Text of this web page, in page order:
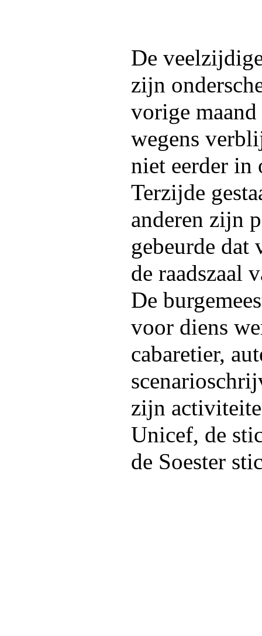
De
zijn
vorige
wegens
niet eerder in
Terzijde
anderen zijn
gebeurde dat
de raadszaal
De
voor diens
cabaretier,
zijn
Unicef, de
de Soester